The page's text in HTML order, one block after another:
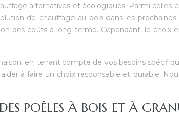
alternatives et écologiques. Parmi celles-
de chauffage au bois dans les prochaines
des coûts à long terme. Cependant, le choix
en tenant compte de vos besoins
à faire un choix responsable et durable.
POÊLES À BOIS ET À